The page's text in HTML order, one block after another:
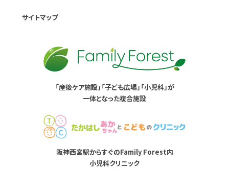
サイトマップ
「産後ケア施設」「子ども広場」「小児科」が
一体となった複合施設
阪神西宮駅からすぐのFamily Forest内
小児科クリニック